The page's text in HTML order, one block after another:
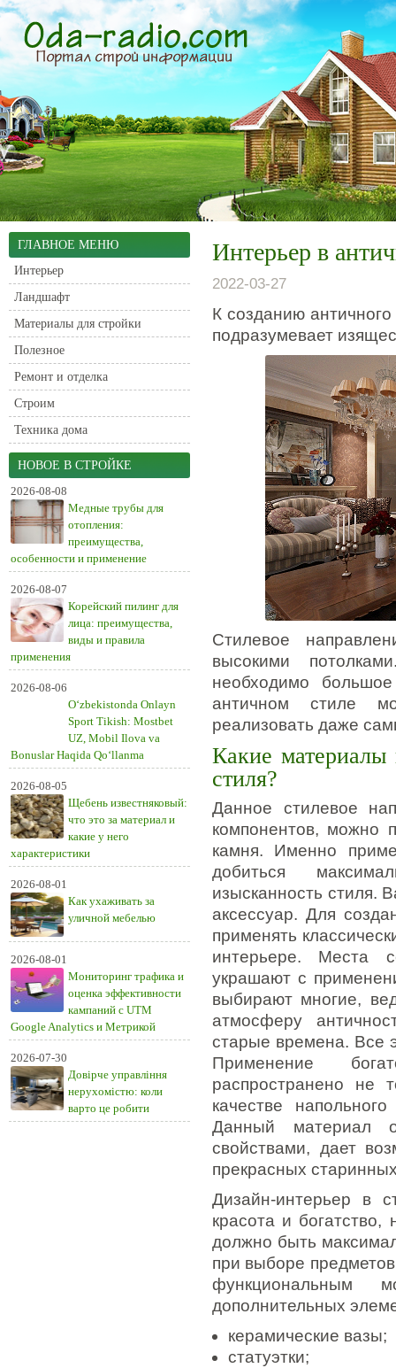
ГЛАВНОЕ МЕНЮ
Интерьер
Ландшафт
Материалы для стройки
Полезное
Ремонт и отделка
Строим
Техника дома
НОВОЕ В СТРОЙКЕ
2026-08-08
Медные трубы для
отопления:
преимущества,
особенности и применение
2026-08-07
Корейский пилинг для
лица: преимущества,
виды и правила
применения
2026-08-06
O‘zbekistonda Onlayn
Sport Tikish: Mostbet
UZ, Mobil Ilova va
Bonuslar Haqida Qo‘llanma
2026-08-05
Щебень известняковый:
что это за материал и
какие у него
характеристики
2026-08-01
Как ухаживать за
уличной мебелью
2026-08-01
Мониторинг трафика и
оценка эффективности
кампаний с UTM
Google Analytics и Метрикой
2026-07-30
Довірче управління
нерухомістю: коли
варто це робити
Интерьер в
2022-03-27
К созданию
подразумевает
Стилевое
высокими
необходимо
античном стиле
реализовать даже
Какие материалы
стиля?
Данное стилевое
компонентов, можно
камня. Именно
добиться
изысканность стиля.
аксессуар. Для
применять
интерьере. Места
украшают с
выбирают многие,
атмосферу
старые времена. Все
Применение
распространено не
качестве
Данный материал
свойствами, дает
прекрасных
Дизайн-интерьер в
красота и
должно быть
при выборе
функциональным
дополнительных
керамические вазы;
статуэтки;